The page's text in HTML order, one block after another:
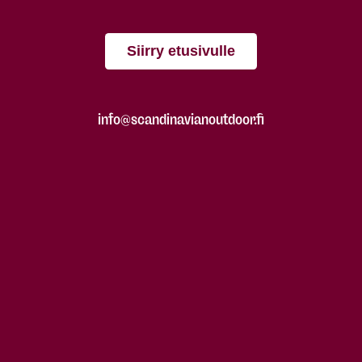
Siirry etusivulle
info@scandinavianoutdoor.fi